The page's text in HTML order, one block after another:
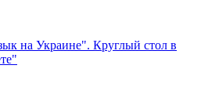
на Украине". Круглый стол в